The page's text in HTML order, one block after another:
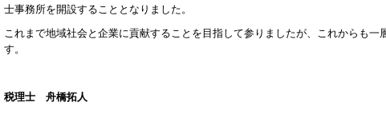
士事務所を開設することとなりました。
これまで地域社会と企業に貢献することを目指して参りましたが、これからも
す。
税理士 舟橋拓人